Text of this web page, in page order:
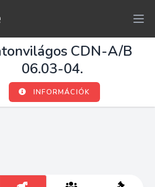
CDN-A/B
06.03-04.
INFORMÁCIÓK